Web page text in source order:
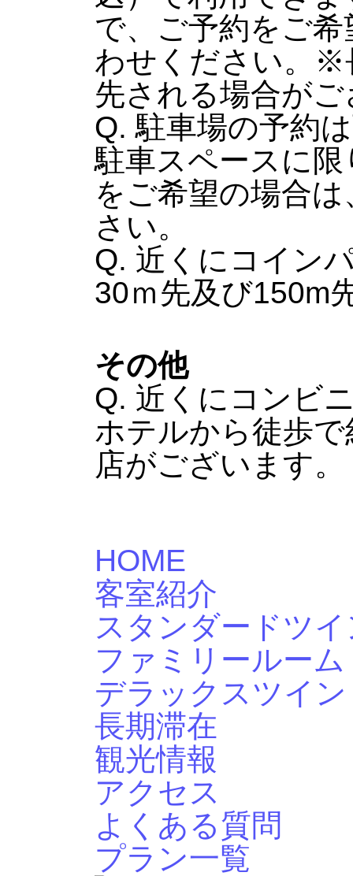
で、ご予約をご
わせください。※
先される場合が
Q. 駐車場の予約
駐車スペースに
をご希望の場合
さい。
Q. 近くにコイン
30ｍ先及び150m
その他
Q. 近くにコンビ
ホテルから徒歩
店がございます。
HOME
客室紹介
スタンダードツ
ファミリールーム
デラックスツイン
長期滞在
観光情報
アクセス
よくある質問
プラン一覧